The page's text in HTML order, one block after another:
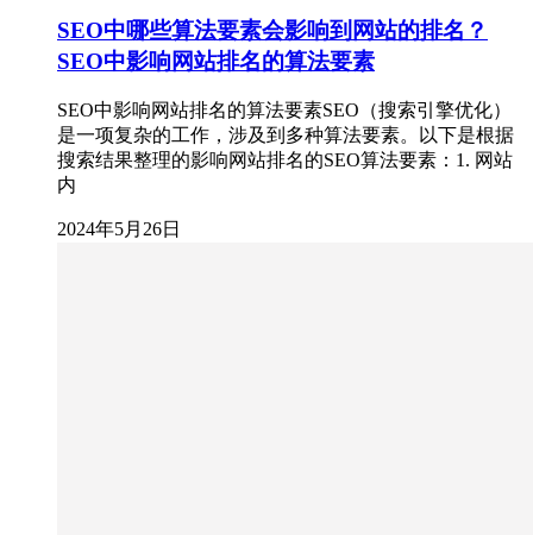
SEO中哪些算法要素会影响到网站的排名？
SEO中影响网站排名的算法要素
SEO中影响网站排名的算法要素SEO（搜索引擎优化）
是一项复杂的工作，涉及到多种算法要素。以下是根据
搜索结果整理的影响网站排名的SEO算法要素：1. 网站
内
2024年5月26日